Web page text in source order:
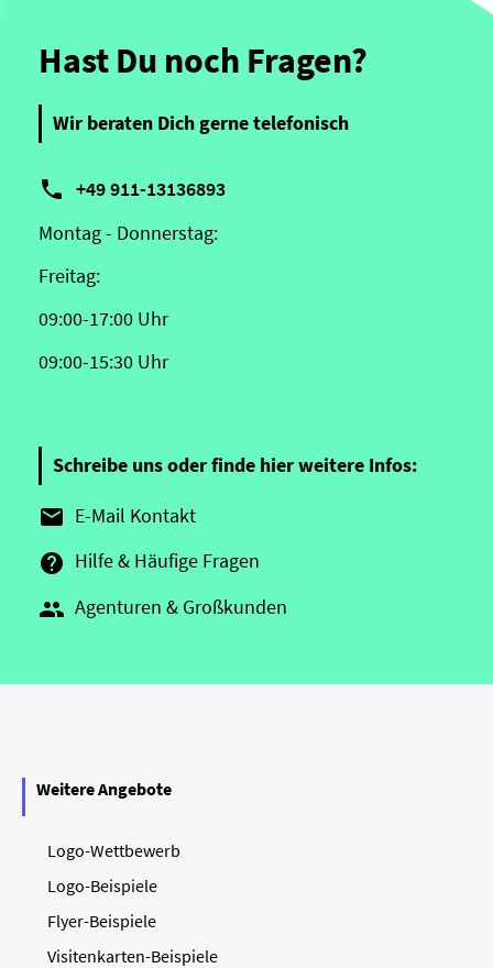
Hast Du noch Fragen?
Wir beraten Dich gerne telefonisch
 +49 911-13136893
Montag - Donnerstag:
Freitag:
09:00-17:00 Uhr
09:00-15:30 Uhr
Schreibe uns oder finde hier weitere Infos:
 E-Mail Kontakt
 Hilfe & Häufige Fragen
 Agenturen & Großkunden
Weitere Angebote
Logo-Wettbewerb
Logo-Beispiele
Flyer-Beispiele
Visitenkarten-Beispiele